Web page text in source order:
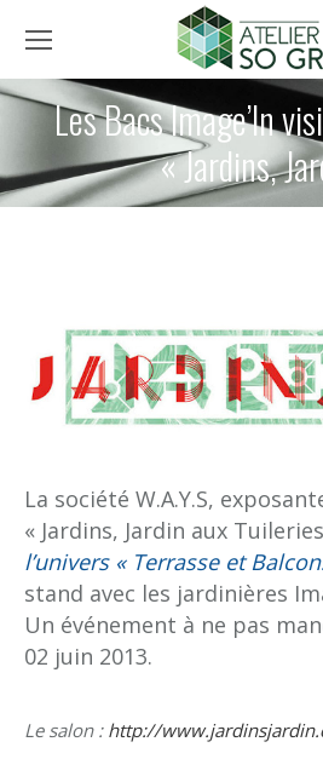
Les Bacs Image’In
« Jardins,
La société W.A.Y.S,
« Jardins, Jardin aux
l’univers « Terrasse et
stand avec les jardinières
Un événement à ne pas
02 juin 2013.
Le salon : http://